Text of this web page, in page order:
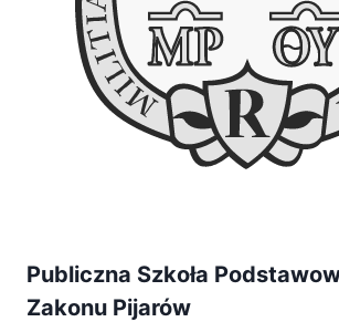
Publiczna Szkoła
Zakonu Pijarów